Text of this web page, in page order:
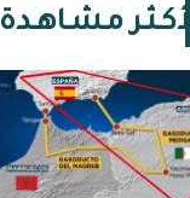
الأكـثـر مـشـاهـدة